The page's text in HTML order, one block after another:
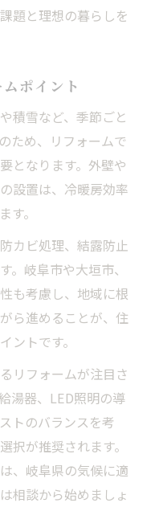
題と理想の暮らしを
ポイント
積雪など、季節ごと
ため、リフォームで
となります。外壁や
設置は、冷暖房効率
す。
カビ処理、結露防止
。岐阜市や大垣市、
も考慮し、地域に根
ら進めることが、住
ントです。
リフォームが注目さ
湯器、LED照明の導
トのバランスを考
択が推奨されます。
、岐阜県の気候に適
相談から始めましょ